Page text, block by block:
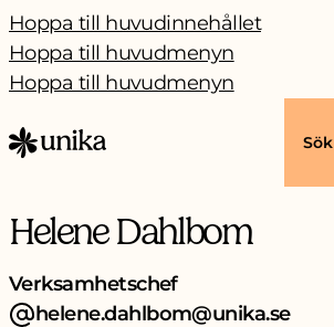
Hoppa till huvudinnehållet
Hoppa till huvudmenyn
Hoppa till huvudmenyn
Sök
Helene Dahlbom
Verksamhetschef
helene.dahlbom@unika.se